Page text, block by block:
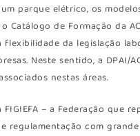
parque elétrico, os
de Formação da
da legislação
Neste sentido, a DPAI/
nestas áreas.
– a Federação que
regulamentação com